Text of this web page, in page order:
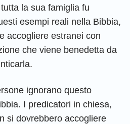
la sua famiglia fu
esempi reali nella Bibbia,
accogliere estranei con
che viene benedetta da
ignorano questo
I predicatori in chiesa,
si dovrebbero accogliere